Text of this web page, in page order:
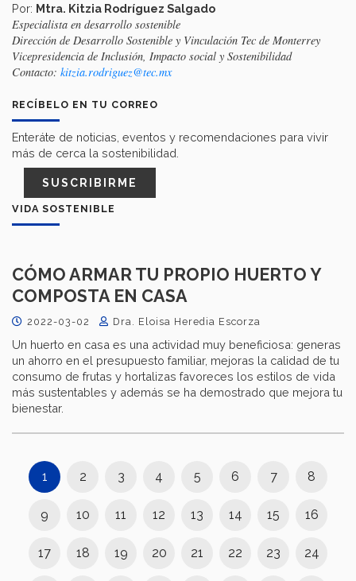
Por: Mtra. Kitzia Rodríguez Salgado
Especialista en desarrollo sostenible
Dirección de Desarrollo Sostenible y Vinculación Tec de Monterrey
Vicepresidencia de Inclusión, Impacto social y Sostenibilidad
Contacto: kitzia.rodriguez@tec.mx
RECÍBELO EN TU CORREO
Enteráte de noticias, eventos y recomendaciones para vivir
más de cerca la sostenibilidad.
SUSCRIBIRME
VIDA SOSTENIBLE
CÓMO ARMAR TU PROPIO HUERTO Y
COMPOSTA EN CASA
2022-03-02 Dra. Eloisa Heredia Escorza
Un huerto en casa es una actividad muy beneficiosa: generas
un ahorro en el presupuesto familiar, mejoras la calidad de tu
consumo de frutas y hortalizas favoreces los estilos de vida
más sustentables y además se ha demostrado que mejora tu
bienestar.
1 2 3 4 5 6 7 8
9 10 11 12 13 14 15 16
17 18 19 20 21 22 23 24